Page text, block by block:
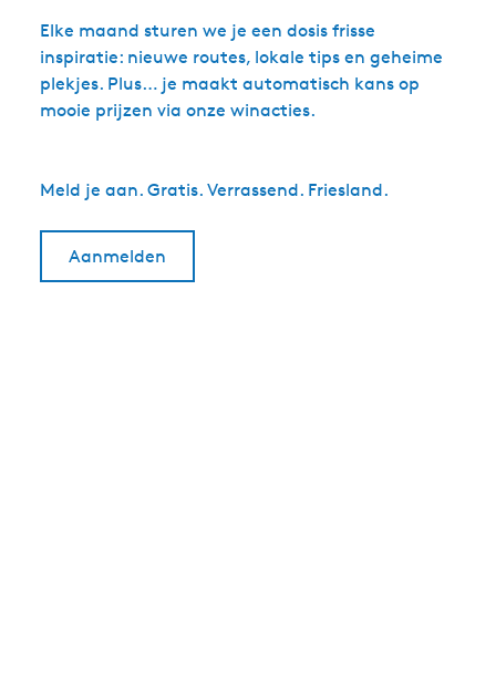
Elke maand sturen we je een dosis frisse
inspiratie: nieuwe routes, lokale tips en geheime
plekjes. Plus… je maakt automatisch kans op
mooie prijzen via onze winacties.
Meld je aan. Gratis. Verrassend. Friesland.
Aanmelden